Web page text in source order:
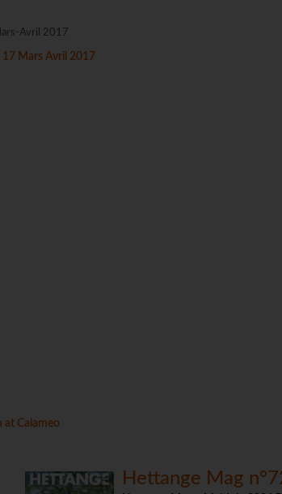
Avril 2017
Mars Avril 2017
at Calameo
Hettange Mag